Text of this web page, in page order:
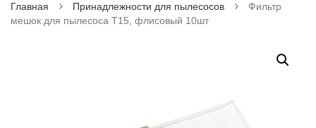
Главная Принадлежности для пылесосов
Фильтр
мешок для пылесоса Т15, флисовый 10шт